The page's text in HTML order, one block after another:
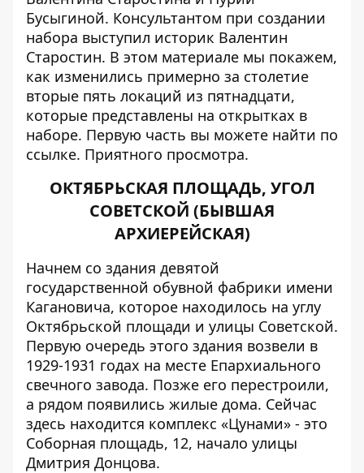
Бусыгиной. Консультантом при создании
набора выступил историк Валентин
Старостин. В этом материале мы покажем,
как изменились примерно за столетие
вторые пять локаций из пятнадцати,
которые представлены на открытках в
наборе. Первую часть вы можете найти по
ссылке. Приятного просмотра.
ОКТЯБРЬСКАЯ ПЛОЩАДЬ, УГОЛ
СОВЕТСКОЙ (БЫВШАЯ
АРХИЕРЕЙСКАЯ)
Начнем со здания девятой
государственной обувной фабрики имени
Кагановича, которое находилось на углу
Октябрьской площади и улицы Советской.
Первую очередь этого здания возвели в
1929-1931 годах на месте Епархиального
свечного завода. Позже его перестроили,
а рядом появились жилые дома. Сейчас
здесь находится комплекс «Цунами» - это
Соборная площадь, 12, начало улицы
Дмитрия Донцова.